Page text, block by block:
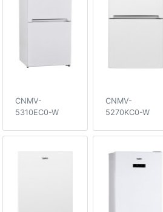
CNMV-
5310EC0-W
CNMV-
5270KC0-W